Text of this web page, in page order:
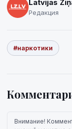
Latvijas
Редакция
#наркотики
Внимание!